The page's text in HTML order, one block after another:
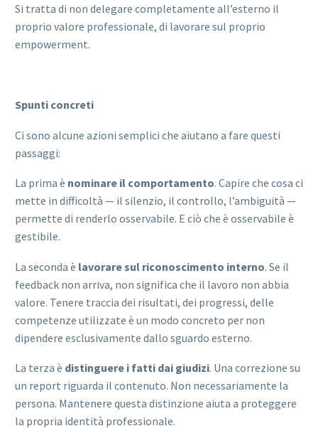
Si tratta di non delegare completamente all’esterno il
proprio valore professionale, di lavorare sul proprio
empowerment.
Spunti concreti
Ci sono alcune azioni semplici che aiutano a fare questi
passaggi:
La prima è nominare il comportamento. Capire che cosa ci
mette in difficoltà — il silenzio, il controllo, l’ambiguità —
permette di renderlo osservabile. E ciò che è osservabile è
gestibile.
La seconda è lavorare sul riconoscimento interno. Se il
feedback non arriva, non significa che il lavoro non abbia
valore. Tenere traccia dei risultati, dei progressi, delle
competenze utilizzate è un modo concreto per non
dipendere esclusivamente dallo sguardo esterno.
La terza è distinguere i fatti dai giudizi. Una correzione su
un report riguarda il contenuto. Non necessariamente la
persona. Mantenere questa distinzione aiuta a proteggere
la propria identità professionale.